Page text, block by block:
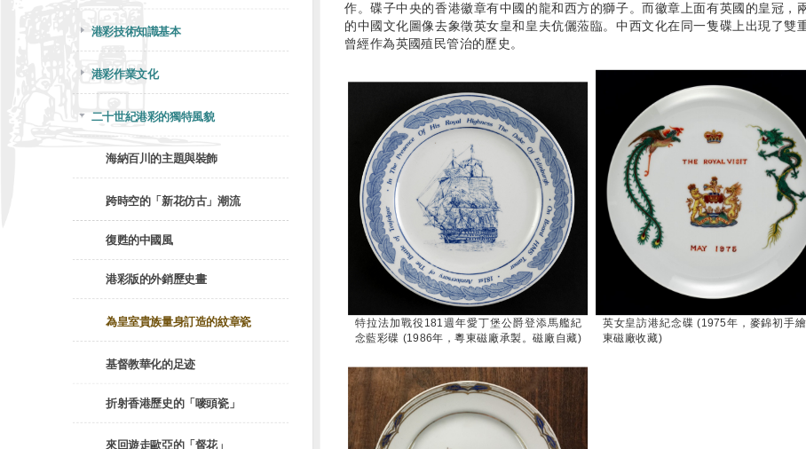
港彩技術知識基本
港彩作業文化
二十世紀港彩的獨特風貌
海納百川的主題與裝飾
跨時空的「新花仿古」潮流
復甦的中國風
港彩版的外銷歷史畫
為皇室貴族量身訂造的紋章瓷
基督教華化的足迹
折射香港歷史的「嘜頭瓷」
來回遊走歐亞的「督花」
作。碟子中央的香港徽章有中國的龍和西方的獅子。而徽章上面有英國的皇冠，
的中國文化圖像去象徵英女皇和皇夫伉儷蒞臨。中西文化在同一隻碟上出現了雙
曾經作為英國殖民管治的歷史。
特拉法加戰役181週年愛丁堡公爵登添馬艦紀
念藍彩碟 (1986年，粵東磁廠承製。磁廠自藏)
英女皇訪港紀念碟 (1975年，麥錦初手
東磁廠收藏)